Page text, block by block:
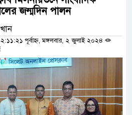
জন্মদিন পালন
পূর্বাহ্ন, মঙ্গলবার, ২ জুলাই ২০২৪